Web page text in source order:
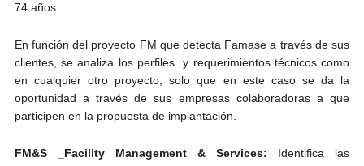
74 años.
En función del proyecto FM que detecta Famase a través de sus
clientes, se analiza los perfiles y requerimientos técnicos como
en cualquier otro proyecto, solo que en este caso se da la
oportunidad a través de sus empresas colaboradoras a que
participen en la propuesta de implantación.
FM&S _Facility Management & Services: Identifica las